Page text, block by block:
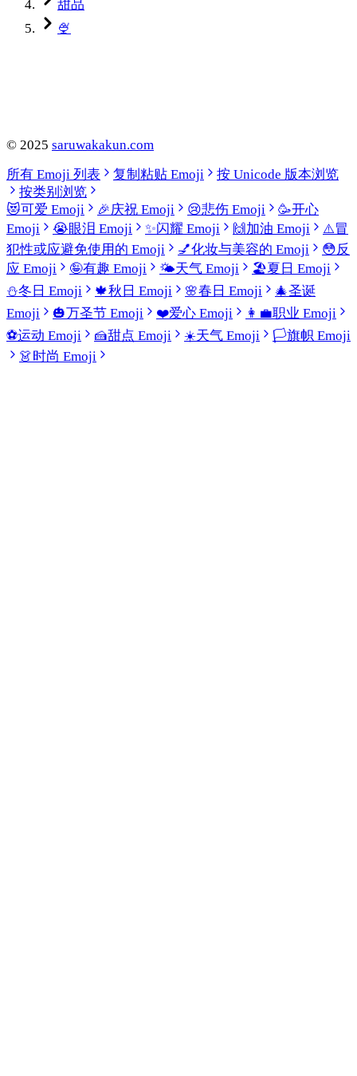
甜品
🍨
© 2025 saruwakakun.com
所有 Emoji 列表
复制粘贴 Emoji
按 Unicode 版本浏览
按类别浏览
😻可爱 Emoji 🎉庆祝 Emoji 😢悲伤 Emoji 🥳开心
Emoji
😭眼泪 Emoji ✨闪耀 Emoji 🙌 加油 Emoji ⚠️冒
犯性或应避免使用的 Emoji
💅化妆与美容的 Emoji 😳反
应 Emoji
🤪有趣 Emoji 🌤️天气 Emoji 🏖️夏日 Emoji
⛄冬日 Emoji 🍁秋日 Emoji 🌸春日 Emoji 🎄圣诞
Emoji
🎃万圣节 Emoji ❤️爱心 Emoji 👩‍💼职业 Emoji
⚽运动 Emoji 🍰甜点 Emoji ☀️天气 Emoji 🏳️旗帜 Emoji
👗时尚 Emoji